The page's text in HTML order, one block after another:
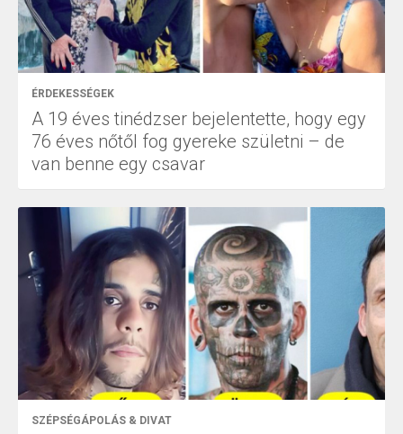
ÉRDEKESSÉGEK
A 19 éves tinédzser bejelentette, hogy egy
76 éves nőtől fog gyereke születni – de
van benne egy csavar
SZÉPSÉGÁPOLÁS & DIVAT